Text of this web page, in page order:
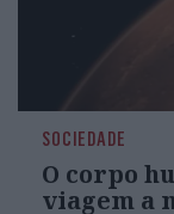
SOCIEDADE
O corpo
viagem a